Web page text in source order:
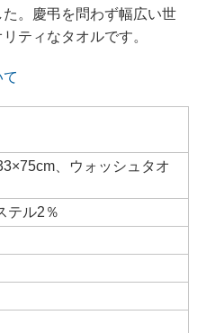
。慶弔を問わず幅広い世
ティなタオルです。
、ウォッシュタオ
テル2％